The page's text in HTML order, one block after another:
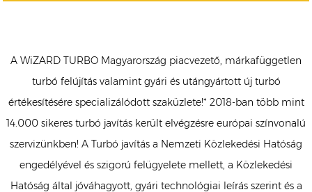
A WiZARD TURBO Magyarország piacvezető, márkafüggetlen
turbó felújítás valamint gyári és utángyártott új turbó
értékesítésére specializálódott szaküzlete!* 2018-ban több mint
14.000 sikeres turbó javítás került elvégzésre európai színvonalú
szervizünkben! A Turbó javítás a Nemzeti Közlekedési Hatóság
engedélyével és szigorú felügyelete mellett, a Közlekedési
Hatóság által jóváhagyott, gyári technológiai leírás szerint és a